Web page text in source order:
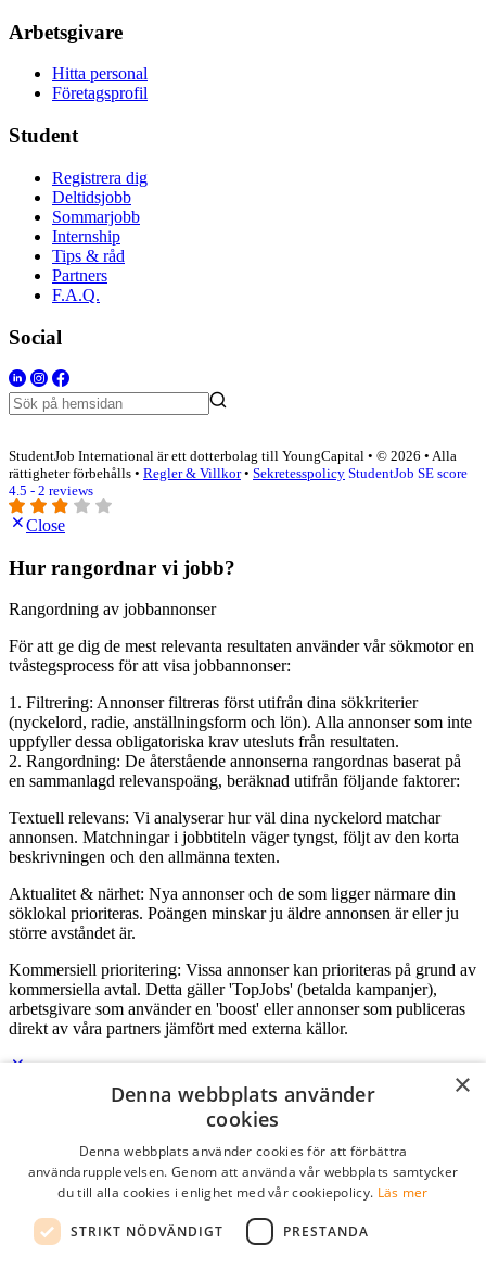
Arbetsgivare
Hitta personal
Företagsprofil
Student
Registrera dig
Deltidsjobb
Sommarjobb
Internship
Tips & råd
Partners
F.A.Q.
Social
StudentJob International är ett dotterbolag till YoungCapital • © 2026 • Alla
rättigheter förbehålls • Regler & Villkor• Sekretesspolicy StudentJob SE score
4.5 - 2 reviews
Close
Hur rangordnar vi jobb?
Rangordning av jobbannonser
För att ge dig de mest relevanta resultaten använder vår sökmotor en
tvåstegsprocess för att visa jobbannonser:
1. Filtrering: Annonser filtreras först utifrån dina sökkriterier
(nyckelord, radie, anställningsform och lön). Alla annonser som inte
uppfyller dessa obligatoriska krav utesluts från resultaten.
2. Rangordning: De återstående annonserna rangordnas baserat på
en sammanlagd relevanspoäng, beräknad utifrån följande faktorer:
Textuell relevans: Vi analyserar hur väl dina nyckelord matchar
annonsen. Matchningar i jobbtiteln väger tyngst, följt av den korta
beskrivningen och den allmänna texten.
Aktualitet & närhet: Nya annonser och de som ligger närmare din
söklokal prioriteras. Poängen minskar ju äldre annonsen är eller ju
större avståndet är.
Kommersiell prioritering: Vissa annonser kan prioriteras på grund av
kommersiella avtal. Detta gäller 'TopJobs' (betalda kampanjer),
arbetsgivare som använder en 'boost' eller annonser som publiceras
direkt av våra partners jämfört med externa källor.
Lösenord
kom ihåg mig
×
Denna webbplats använder
cookies
Denna webbplats använder cookies för att förbättra
användarupplevelsen. Genom att använda vår webbplats samtycker
du till alla cookies i enlighet med vår cookiepolicy. Läs mer
STRIKT NÖDVÄNDIGT PRESTANDA